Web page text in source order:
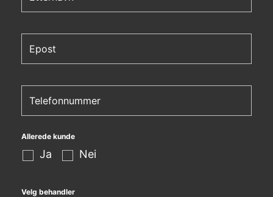
Allerede kunde
Ja Nei
Velg behandler